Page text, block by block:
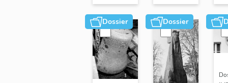
Dossier Dossier